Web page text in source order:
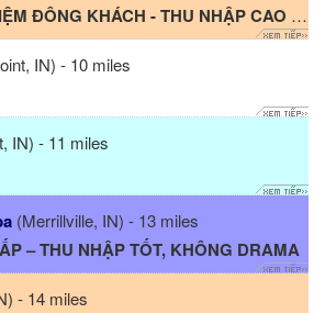
KHÁCH - THU NHẬP CAO 2500$/weeks...
IN) - 10 miles
IN) - 11 miles
(Merrillville, IN) - 13 miles
– THU NHẬP TỐT, KHÔNG DRAMA
- 14 miles